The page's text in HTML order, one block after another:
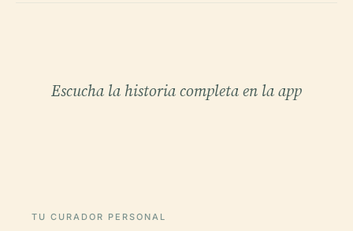
Escucha la historia completa en la app
TU CURADOR PERSONAL